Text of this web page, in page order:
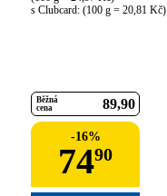
s Clubcard: (100 g = 20,81 Kč)
Běžná
cena
89 90
-16%
7490